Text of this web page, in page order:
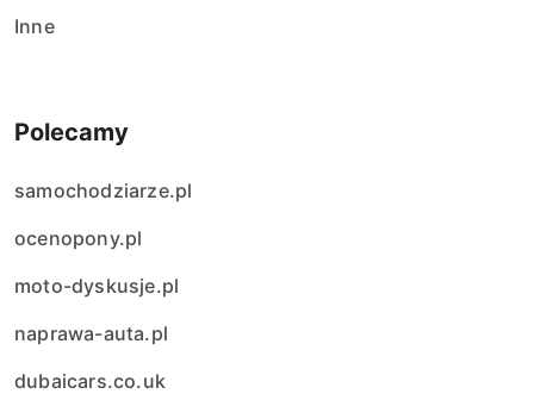
Inne
Polecamy
samochodziarze.pl
ocenopony.pl
moto-dyskusje.pl
naprawa-auta.pl
dubaicars.co.uk